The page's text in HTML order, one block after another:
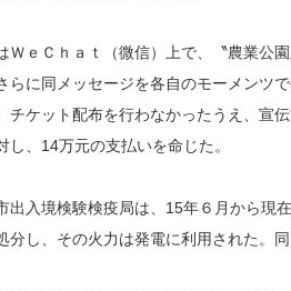
ＷｅＣｈａｔ（微信）上で、〝農業公
らに同メッセージを各自のモーメンツ
チケット配布を行わなかったうえ、宣
し、14万元の支払いを命じた。
出入境検験検疫局は、15年６月から現
分し、その火力は発電に利用された。